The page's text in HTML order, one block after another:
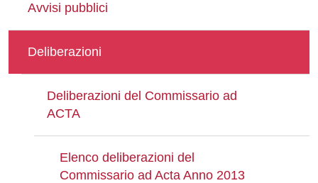
Avvisi pubblici
Deliberazioni
Deliberazioni del Commissario ad
ACTA
Elenco deliberazioni del
Commissario ad Acta Anno 2013